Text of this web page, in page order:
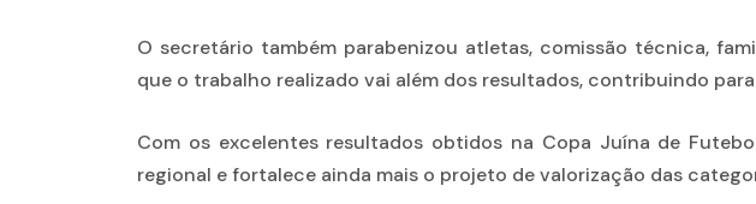
O secretário também parabenizou atletas, comissão técnica,
que o trabalho realizado vai além dos resultados, contribuindo
Com os excelentes resultados obtidos na Copa Juína de
regional e fortalece ainda mais o projeto de valorização das